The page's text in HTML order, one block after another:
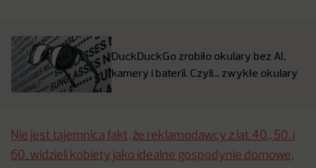
DuckDuckGo zrobiło okulary bez AI,
kamery i baterii. Czyli… zwykłe okulary
Nie jest tajemnicą fakt, że reklamodawcy z lat 40., 50. i
60. widzieli kobiety jako idealne gospodynie domowe,